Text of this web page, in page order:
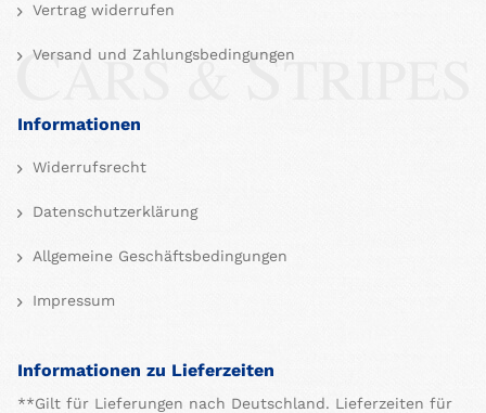
Vertrag widerrufen
Versand und Zahlungsbedingungen
Informationen
Widerrufsrecht
Datenschutzerklärung
Allgemeine Geschäftsbedingungen
Impressum
Informationen zu Lieferzeiten
**Gilt für Lieferungen nach Deutschland. Lieferzeiten für